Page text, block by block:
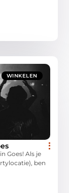
WINKELEN
Goes! Als je
ben